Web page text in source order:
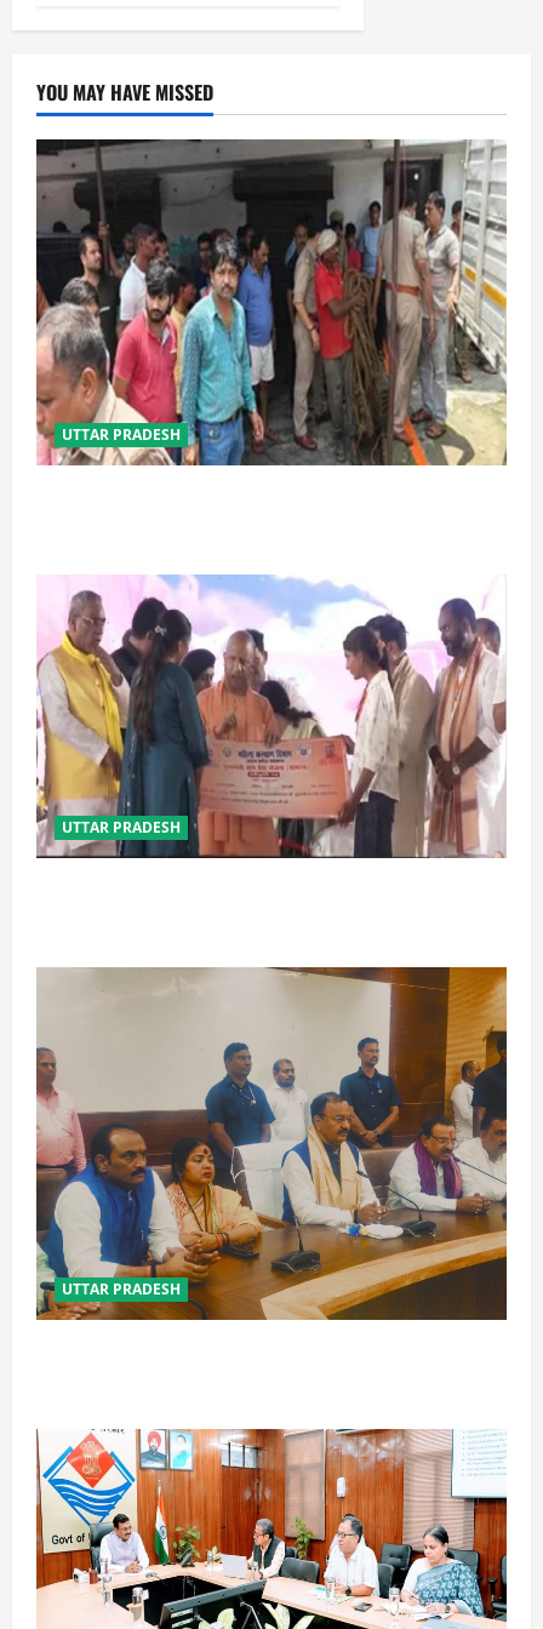
YOU MAY HAVE MISSED
UTTAR PRADESH
UTTAR PRADESH
UTTAR PRADESH